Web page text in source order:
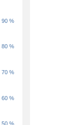
50 %
60 %
70 %
80 %
90 %